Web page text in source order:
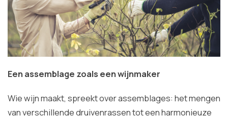
Een assemblage zoals een wijnmaker
Wie wijn maakt, spreekt over assemblages: het mengen
van verschillende druivenrassen tot een harmonieuze